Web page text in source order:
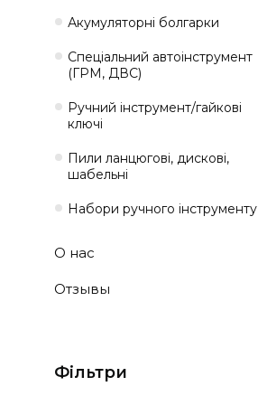
Акумуляторні болгарки
Спеціальний автоінструмент
(ГРМ, ДВС)
Ручний інструмент/гайкові
ключі
Пили ланцюгові, дискові,
шабельні
Набори ручного інструменту
О нас
Отзывы
Фільтри